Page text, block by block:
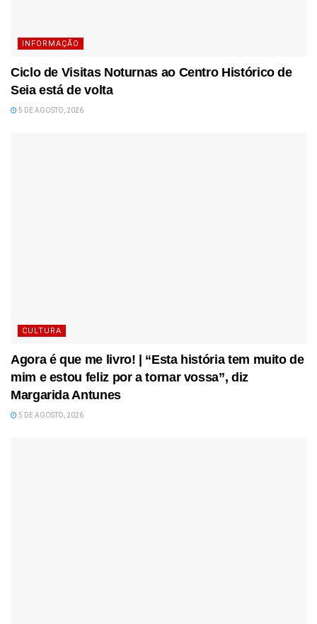
INFORMAÇÃO
Ciclo de Visitas Noturnas ao Centro Histórico de
Seia está de volta
5 DE AGOSTO, 2026
CULTURA
Agora é que me livro! | “Esta história tem muito de
mim e estou feliz por a tornar vossa”, diz
Margarida Antunes
5 DE AGOSTO, 2026